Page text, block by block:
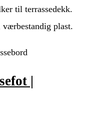
til terrassedekk.
plast.
|